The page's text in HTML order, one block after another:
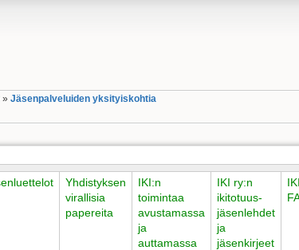
»Jäsenpalveluiden yksityiskohtia
Yhdistyksen
virallisia
papereita
IKI:n
toimintaa
avustamassa
ja
auttamassa
IKI ry:n
ikitotuus-
jäsenlehdet
ja
jäsenkirjeet